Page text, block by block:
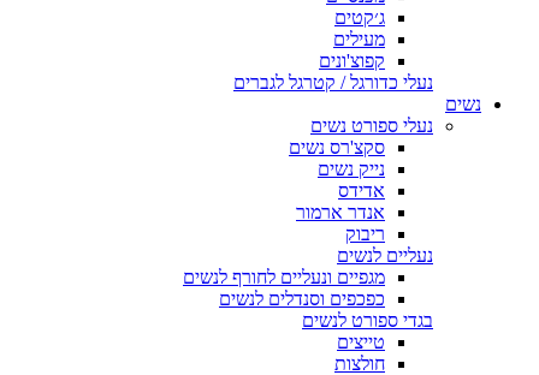
ג׳קטים
מעילים
קפוצ'ונים
נעלי כדורגל / קטרגל לגברים
נשים
נעלי ספורט נשים
סקצ'רס נשים
נייק נשים
אדידס
אנדר ארמור
ריבוק
נעליים לנשים
מגפיים ונעליים לחורף לנשים
כפכפים וסנדלים לנשים
בגדי ספורט לנשים
טייצים
חולצות